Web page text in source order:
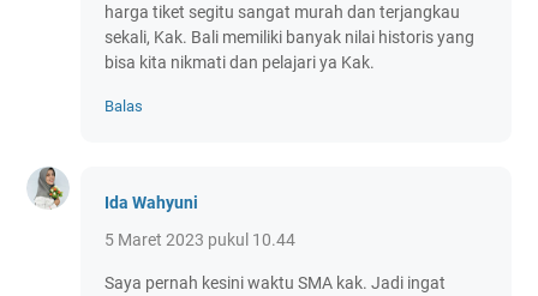
harga tiket segitu sangat murah dan terjangkau
sekali, Kak. Bali memiliki banyak nilai historis yang
bisa kita nikmati dan pelajari ya Kak.
Balas
Ida Wahyuni
5 Maret 2023 pukul 10.44
Saya pernah kesini waktu SMA kak. Jadi ingat